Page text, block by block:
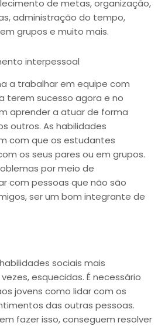
de metas, organização,
administração do tempo,
grupos e muito mais.
interpessoal
a trabalhar em equipe com
terem sucesso agora e no
aprender a atuar de forma
outros. As habilidades
com que os estudantes
os seus pares ou em grupos.
por meio de
com pessoas que não são
ser um bom integrante de
sociais mais
esquecidas. É necessário
jovens como lidar com os
das outras pessoas.
fazer isso, conseguem resolver